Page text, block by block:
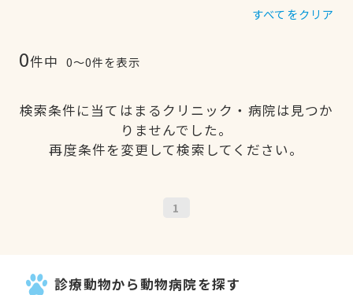
すべてをクリア
0件中 0〜0件を表示
検索条件に当てはまるクリニック・病院は見つか
りませんでした。
再度条件を変更して検索してください。
1
診療動物から動物病院を探す